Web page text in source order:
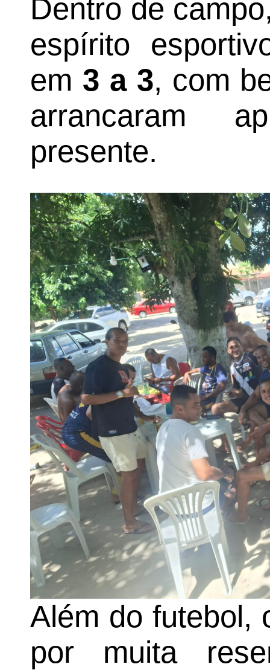
Dentro de
espírito
em 3 a 3, com
arrancaram
presente.
Além do futebol,
por muita